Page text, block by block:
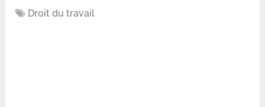
Droit du travail